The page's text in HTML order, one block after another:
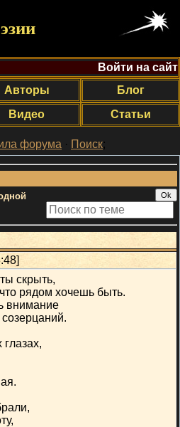
Войти на сайт
Авторы
Блог
Видео Статьи
форума · Поиск;
скрыть,
рядом хочешь быть.
внимание